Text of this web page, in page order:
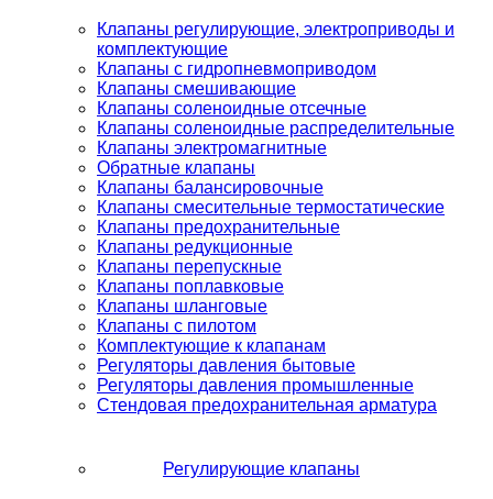
Клапаны регулирующие, электроприводы и
комплектующие
Клапаны с гидропневмоприводом
Клапаны смешивающие
Клапаны соленоидные отсечные
Клапаны соленоидные распределительные
Клапаны электромагнитные
Обратные клапаны
Клапаны балансировочные
Клапаны смесительные термостатические
Клапаны предохранительные
Клапаны редукционные
Клапаны перепускные
Клапаны поплавковые
Клапаны шланговые
Клапаны с пилотом
Комплектующие к клапанам
Регуляторы давления бытовые
Регуляторы давления промышленные
Стендовая предохранительная арматура
Регулирующие клапаны